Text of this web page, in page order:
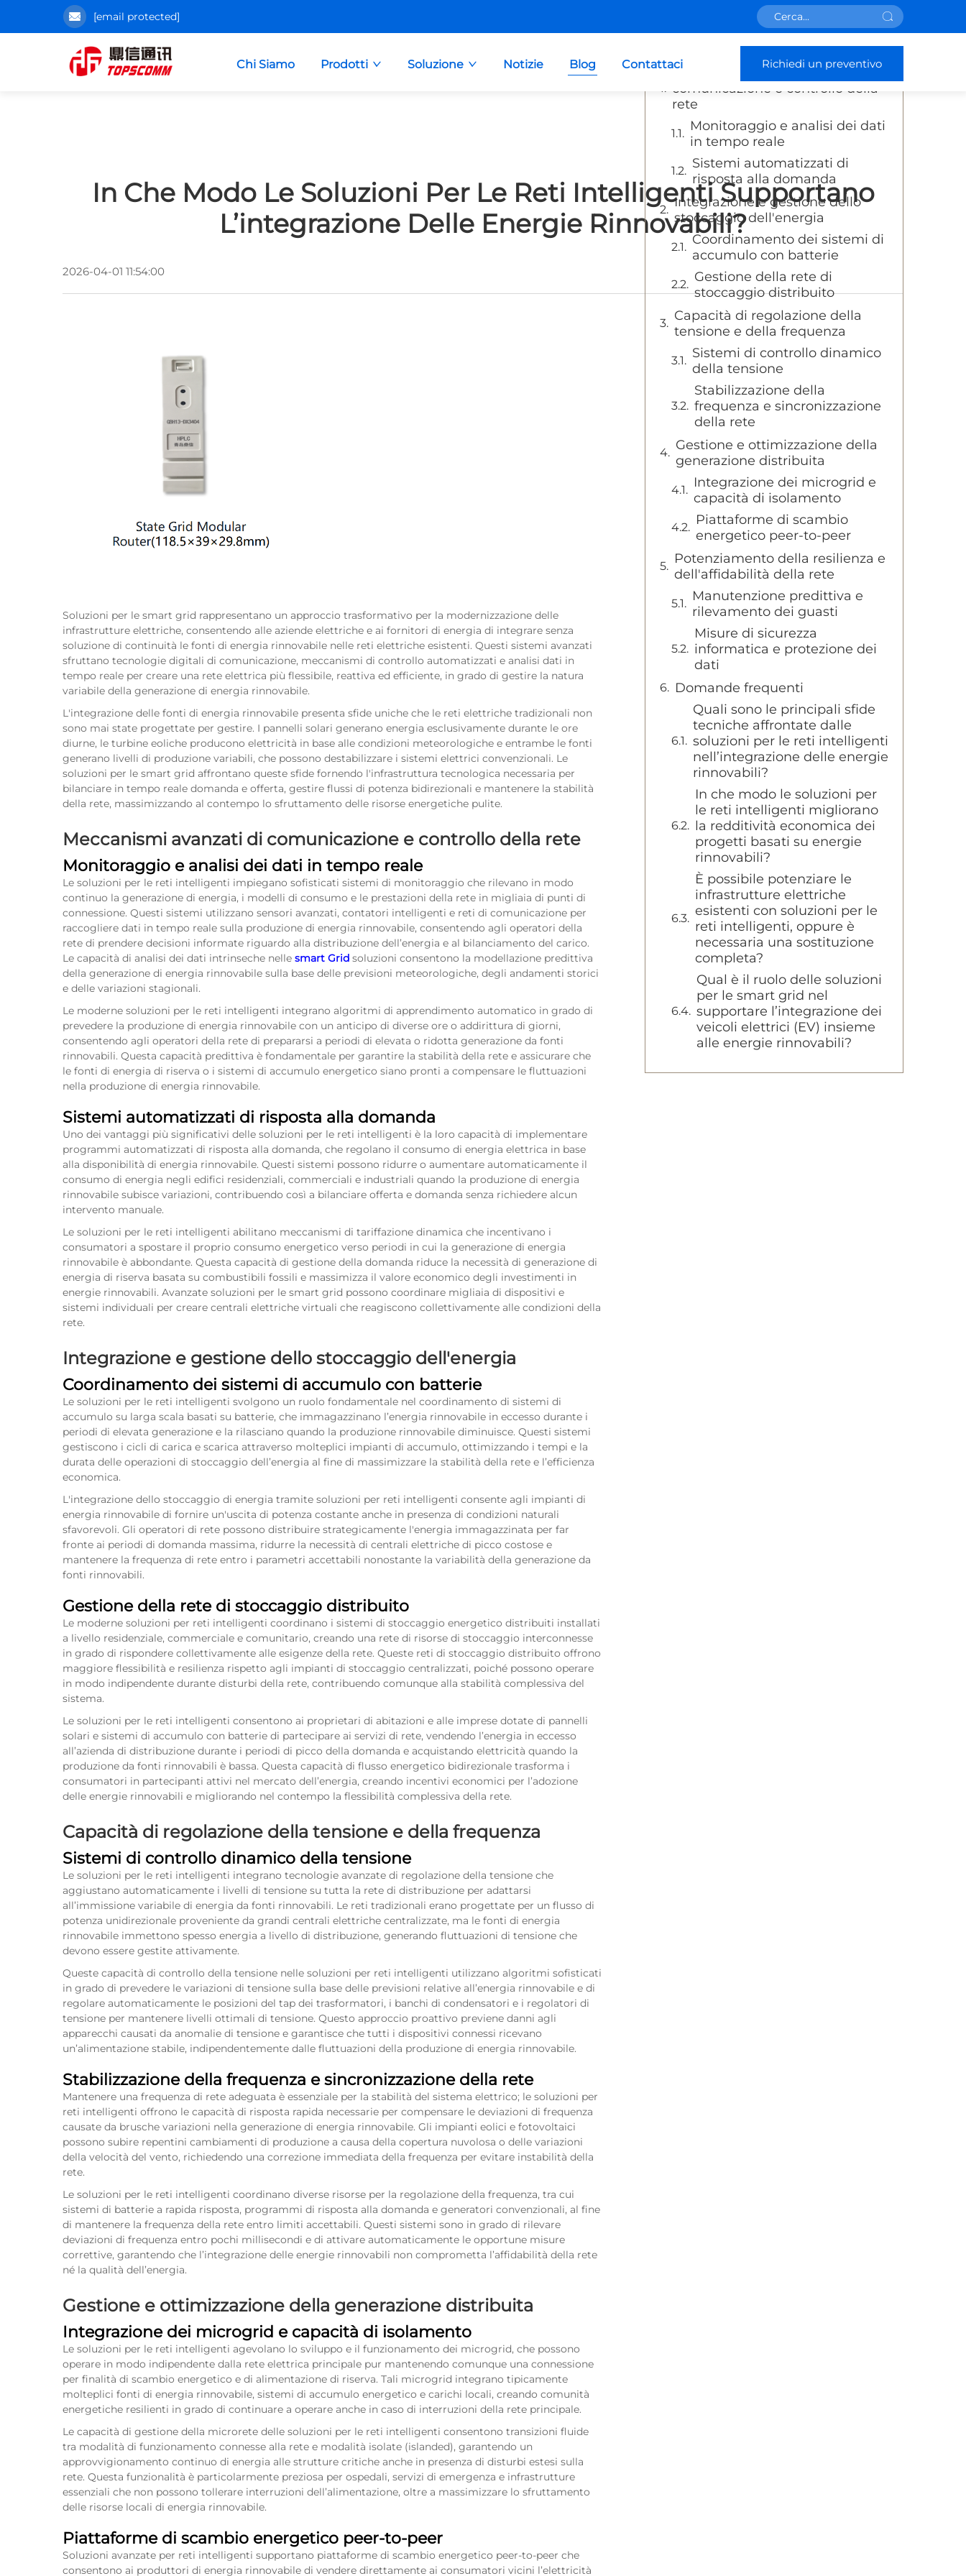
[email protected]
Chi Siamo Prodotti Soluzione Notizie Blog Contattaci Richiedi un preventivo
In Che Modo Le Soluzioni Per Le Reti Intelligenti Supportano
L’integrazione Delle Energie Rinnovabili?
2026-04-01 11:54:00
Soluzioni per le smart grid rappresentano un approccio trasformativo per la modernizzazione delle
infrastrutture elettriche, consentendo alle aziende elettriche e ai fornitori di energia di integrare senza
soluzione di continuità le fonti di energia rinnovabile nelle reti elettriche esistenti. Questi sistemi avanzati
sfruttano tecnologie digitali di comunicazione, meccanismi di controllo automatizzati e analisi dati in
tempo reale per creare una rete elettrica più flessibile, reattiva ed efficiente, in grado di gestire la natura
variabile della generazione di energia rinnovabile.
L'integrazione delle fonti di energia rinnovabile presenta sfide uniche che le reti elettriche tradizionali non
sono mai state progettate per gestire. I pannelli solari generano energia esclusivamente durante le ore
diurne, le turbine eoliche producono elettricità in base alle condizioni meteorologiche e entrambe le fonti
generano livelli di produzione variabili, che possono destabilizzare i sistemi elettrici convenzionali. Le
soluzioni per le smart grid affrontano queste sfide fornendo l'infrastruttura tecnologica necessaria per
bilanciare in tempo reale domanda e offerta, gestire flussi di potenza bidirezionali e mantenere la stabilità
della rete, massimizzando al contempo lo sfruttamento delle risorse energetiche pulite.
Meccanismi avanzati di comunicazione e controllo della rete
Monitoraggio e analisi dei dati in tempo reale
Le soluzioni per le reti intelligenti impiegano sofisticati sistemi di monitoraggio che rilevano in modo
continuo la generazione di energia, i modelli di consumo e le prestazioni della rete in migliaia di punti di
connessione. Questi sistemi utilizzano sensori avanzati, contatori intelligenti e reti di comunicazione per
raccogliere dati in tempo reale sulla produzione di energia rinnovabile, consentendo agli operatori della
rete di prendere decisioni informate riguardo alla distribuzione dell’energia e al bilanciamento del carico.
Le capacità di analisi dei dati intrinseche nelle smart Grid soluzioni consentono la modellazione predittiva
della generazione di energia rinnovabile sulla base delle previsioni meteorologiche, degli andamenti storici
e delle variazioni stagionali.
Le moderne soluzioni per le reti intelligenti integrano algoritmi di apprendimento automatico in grado di
prevedere la produzione di energia rinnovabile con un anticipo di diverse ore o addirittura di giorni,
consentendo agli operatori della rete di prepararsi a periodi di elevata o ridotta generazione da fonti
rinnovabili. Questa capacità predittiva è fondamentale per garantire la stabilità della rete e assicurare che
le fonti di energia di riserva o i sistemi di accumulo energetico siano pronti a compensare le fluttuazioni
nella produzione di energia rinnovabile.
Sistemi automatizzati di risposta alla domanda
Uno dei vantaggi più significativi delle soluzioni per le reti intelligenti è la loro capacità di implementare
programmi automatizzati di risposta alla domanda, che regolano il consumo di energia elettrica in base
alla disponibilità di energia rinnovabile. Questi sistemi possono ridurre o aumentare automaticamente il
consumo di energia negli edifici residenziali, commerciali e industriali quando la produzione di energia
rinnovabile subisce variazioni, contribuendo così a bilanciare offerta e domanda senza richiedere alcun
intervento manuale.
Le soluzioni per le reti intelligenti abilitano meccanismi di tariffazione dinamica che incentivano i
consumatori a spostare il proprio consumo energetico verso periodi in cui la generazione di energia
rinnovabile è abbondante. Questa capacità di gestione della domanda riduce la necessità di generazione di
energia di riserva basata su combustibili fossili e massimizza il valore economico degli investimenti in
energie rinnovabili. Avanzate soluzioni per le smart grid possono coordinare migliaia di dispositivi e
sistemi individuali per creare centrali elettriche virtuali che reagiscono collettivamente alle condizioni della
rete.
Integrazione e gestione dello stoccaggio dell'energia
Coordinamento dei sistemi di accumulo con batterie
Le soluzioni per le reti intelligenti svolgono un ruolo fondamentale nel coordinamento di sistemi di
accumulo su larga scala basati su batterie, che immagazzinano l’energia rinnovabile in eccesso durante i
periodi di elevata generazione e la rilasciano quando la produzione rinnovabile diminuisce. Questi sistemi
gestiscono i cicli di carica e scarica attraverso molteplici impianti di accumulo, ottimizzando i tempi e la
durata delle operazioni di stoccaggio dell’energia al fine di massimizzare la stabilità della rete e l’efficienza
economica.
L'integrazione dello stoccaggio di energia tramite soluzioni per reti intelligenti consente agli impianti di
energia rinnovabile di fornire un'uscita di potenza costante anche in presenza di condizioni naturali
sfavorevoli. Gli operatori di rete possono distribuire strategicamente l'energia immagazzinata per far
fronte ai periodi di domanda massima, ridurre la necessità di centrali elettriche di picco costose e
mantenere la frequenza di rete entro i parametri accettabili nonostante la variabilità della generazione da
fonti rinnovabili.
Gestione della rete di stoccaggio distribuito
Le moderne soluzioni per reti intelligenti coordinano i sistemi di stoccaggio energetico distribuiti installati
a livello residenziale, commerciale e comunitario, creando una rete di risorse di stoccaggio interconnesse
in grado di rispondere collettivamente alle esigenze della rete. Queste reti di stoccaggio distribuito offrono
maggiore flessibilità e resilienza rispetto agli impianti di stoccaggio centralizzati, poiché possono operare
in modo indipendente durante disturbi della rete, contribuendo comunque alla stabilità complessiva del
sistema.
Le soluzioni per le reti intelligenti consentono ai proprietari di abitazioni e alle imprese dotate di pannelli
solari e sistemi di accumulo con batterie di partecipare ai servizi di rete, vendendo l’energia in eccesso
all’azienda di distribuzione durante i periodi di picco della domanda e acquistando elettricità quando la
produzione da fonti rinnovabili è bassa. Questa capacità di flusso energetico bidirezionale trasforma i
consumatori in partecipanti attivi nel mercato dell’energia, creando incentivi economici per l’adozione
delle energie rinnovabili e migliorando nel contempo la flessibilità complessiva della rete.
Capacità di regolazione della tensione e della frequenza
Sistemi di controllo dinamico della tensione
Le soluzioni per le reti intelligenti integrano tecnologie avanzate di regolazione della tensione che
aggiustano automaticamente i livelli di tensione su tutta la rete di distribuzione per adattarsi
all’immissione variabile di energia da fonti rinnovabili. Le reti tradizionali erano progettate per un flusso di
potenza unidirezionale proveniente da grandi centrali elettriche centralizzate, ma le fonti di energia
rinnovabile immettono spesso energia a livello di distribuzione, generando fluttuazioni di tensione che
devono essere gestite attivamente.
Queste capacità di controllo della tensione nelle soluzioni per reti intelligenti utilizzano algoritmi sofisticati
in grado di prevedere le variazioni di tensione sulla base delle previsioni relative all’energia rinnovabile e di
regolare automaticamente le posizioni del tap dei trasformatori, i banchi di condensatori e i regolatori di
tensione per mantenere livelli ottimali di tensione. Questo approccio proattivo previene danni agli
apparecchi causati da anomalie di tensione e garantisce che tutti i dispositivi connessi ricevano
un’alimentazione stabile, indipendentemente dalle fluttuazioni della produzione di energia rinnovabile.
Stabilizzazione della frequenza e sincronizzazione della rete
Mantenere una frequenza di rete adeguata è essenziale per la stabilità del sistema elettrico; le soluzioni per
reti intelligenti offrono le capacità di risposta rapida necessarie per compensare le deviazioni di frequenza
causate da brusche variazioni nella generazione di energia rinnovabile. Gli impianti eolici e fotovoltaici
possono subire repentini cambiamenti di produzione a causa della copertura nuvolosa o delle variazioni
della velocità del vento, richiedendo una correzione immediata della frequenza per evitare instabilità della
rete.
Le soluzioni per le reti intelligenti coordinano diverse risorse per la regolazione della frequenza, tra cui
sistemi di batterie a rapida risposta, programmi di risposta alla domanda e generatori convenzionali, al fine
di mantenere la frequenza della rete entro limiti accettabili. Questi sistemi sono in grado di rilevare
deviazioni di frequenza entro pochi millisecondi e di attivare automaticamente le opportune misure
correttive, garantendo che l’integrazione delle energie rinnovabili non comprometta l’affidabilità della rete
né la qualità dell’energia.
Gestione e ottimizzazione della generazione distribuita
Integrazione dei microgrid e capacità di isolamento
Le soluzioni per le reti intelligenti agevolano lo sviluppo e il funzionamento dei microgrid, che possono
operare in modo indipendente dalla rete elettrica principale pur mantenendo comunque una connessione
per finalità di scambio energetico e di alimentazione di riserva. Tali microgrid integrano tipicamente
molteplici fonti di energia rinnovabile, sistemi di accumulo energetico e carichi locali, creando comunità
energetiche resilienti in grado di continuare a operare anche in caso di interruzioni della rete principale.
Le capacità di gestione della microrete delle soluzioni per le reti intelligenti consentono transizioni fluide
tra modalità di funzionamento connesse alla rete e modalità isolate (islanded), garantendo un
approvvigionamento continuo di energia alle strutture critiche anche in presenza di disturbi estesi sulla
rete. Questa funzionalità è particolarmente preziosa per ospedali, servizi di emergenza e infrastrutture
essenziali che non possono tollerare interruzioni dell’alimentazione, oltre a massimizzare lo sfruttamento
delle risorse locali di energia rinnovabile.
Piattaforme di scambio energetico peer-to-peer
Soluzioni avanzate per reti intelligenti supportano piattaforme di scambio energetico peer-to-peer che
consentono ai produttori di energia rinnovabile di vendere direttamente ai consumatori vicini l’elettricità
Meccanismi avanzati di
comunicazione e controllo della
rete
Monitoraggio e analisi dei dati
in tempo reale
Sistemi automatizzati di
risposta alla domanda
Integrazione e gestione dello
stoccaggio dell'energia
Coordinamento dei sistemi di
accumulo con batterie
Gestione della rete di
stoccaggio distribuito
Capacità di regolazione della
tensione e della frequenza
Sistemi di controllo dinamico
della tensione
Stabilizzazione della
frequenza e sincronizzazione
della rete
Gestione e ottimizzazione della
generazione distribuita
Integrazione dei microgrid e
capacità di isolamento
Piattaforme di scambio
energetico peer-to-peer
Potenziamento della resilienza e
dell'affidabilità della rete
Manutenzione predittiva e
rilevamento dei guasti
Misure di sicurezza
informatica e protezione dei
dati
Domande frequenti
Quali sono le principali sfide
tecniche affrontate dalle
soluzioni per le reti intelligenti
nell’integrazione delle energie
rinnovabili?
In che modo le soluzioni per
le reti intelligenti migliorano
la redditività economica dei
progetti basati su energie
rinnovabili?
È possibile potenziare le
infrastrutture elettriche
esistenti con soluzioni per le
reti intelligenti, oppure è
necessaria una sostituzione
completa?
Qual è il ruolo delle soluzioni
per le smart grid nel
supportare l’integrazione dei
veicoli elettrici (EV) insieme
alle energie rinnovabili?